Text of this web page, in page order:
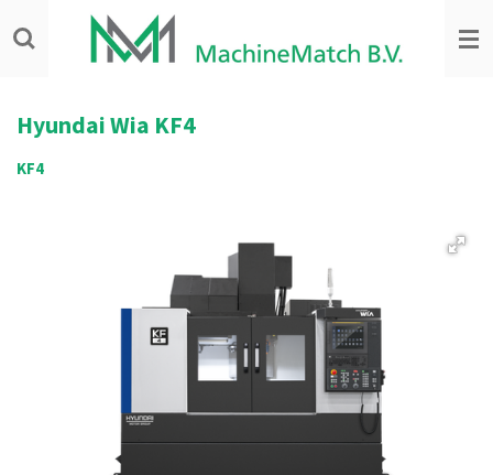
direct
hoofdinhoud
Hyundai Wia KF4
KF4